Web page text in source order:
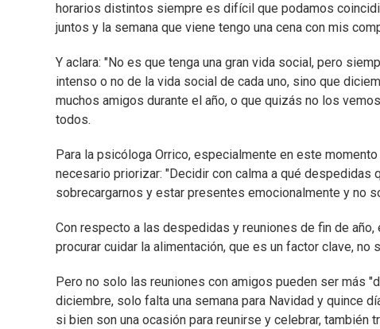
horarios distintos siempre es difícil que podamos
juntos y la semana que viene tengo una cena con mis
Y aclara: "No es que tenga una gran vida social, pero
intenso o no de la vida social de cada uno, sino que
muchos amigos durante el año, o que quizás no los
todos.
Para la psicóloga Orrico, especialmente en este
necesario priorizar: "Decidir con calma a qué despedidas
sobrecargarnos y estar presentes emocionalmente y no
Con respecto a las despedidas y reuniones de fin de
procurar cuidar la alimentación, que es un factor clave,
Pero no solo las reuniones con amigos pueden ser más
diciembre, solo falta una semana para Navidad y quince
si bien son una ocasión para reunirse y celebrar,